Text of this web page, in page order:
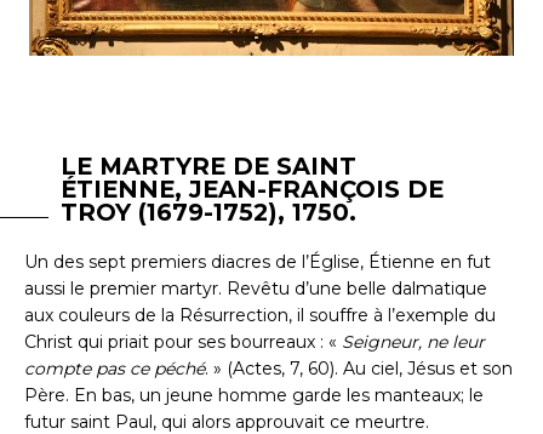
LE MARTYRE DE SAINT
ÉTIENNE, JEAN-FRANÇOIS DE
TROY (1679-1752), 1750.
Un des sept premiers diacres de l’Église, Étienne en fut
aussi le premier martyr. Revêtu d’une belle dalmatique
aux couleurs de la Résurrection, il souffre à l’exemple du
Christ qui priait pour ses bourreaux : « Seigneur, ne leur
compte pas ce péché. » (Actes, 7, 60). Au ciel, Jésus et son
Père. En bas, un jeune homme garde les manteaux; le
futur saint Paul, qui alors approuvait ce meurtre.